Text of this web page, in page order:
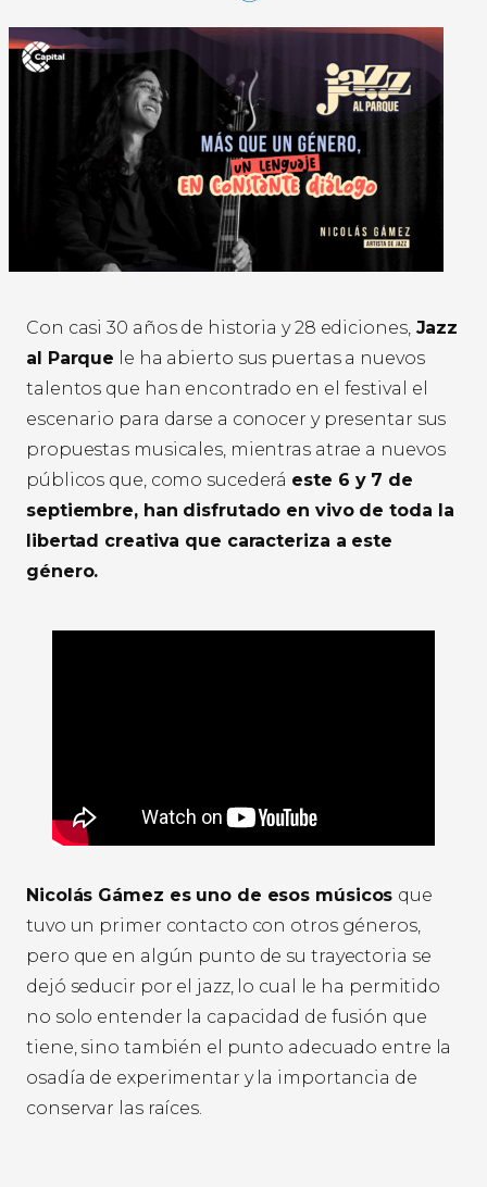
Con casi 30 años de historia y 28 ediciones,Jazz
al Parque le ha abierto sus puertas a nuevos
talentos que han encontrado en el festival el
escenario para darse a conocer y presentar sus
propuestas musicales, mientras atrae a nuevos
públicos que, como sucederá este 6 y 7 de
septiembre, han disfrutado en vivo de toda la
libertad creativa que caracteriza a este
género.
Nicolás Gámez es uno de esos músicos que
tuvo un primer contacto con otros géneros,
pero que en algún punto de su trayectoria se
dejó seducir por el jazz, lo cual le ha permitido
no solo entender la capacidad de fusión que
tiene, sino también el punto adecuado entre la
osadía de experimentar y la importancia de
conservar las raíces.